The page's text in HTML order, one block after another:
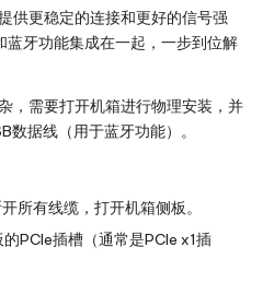
供更稳定的连接和更好的信号强
牙功能集成在一起，一步到位解
，需要打开机箱进行物理安装，并
数据线（用于蓝牙功能）。
所有线缆，打开机箱侧板。
PCIe插槽（通常是PCIe x1插